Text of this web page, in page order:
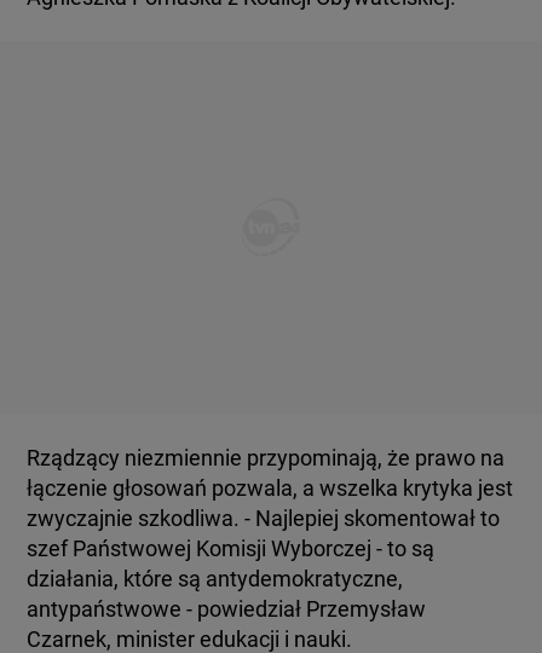
Rządzący niezmiennie przypominają, że prawo na
łączenie głosowań pozwala, a wszelka krytyka jest
zwyczajnie szkodliwa. - Najlepiej skomentował to
szef Państwowej Komisji Wyborczej - to są
działania, które są antydemokratyczne,
antypaństwowe - powiedział Przemysław
Czarnek, minister edukacji i nauki.